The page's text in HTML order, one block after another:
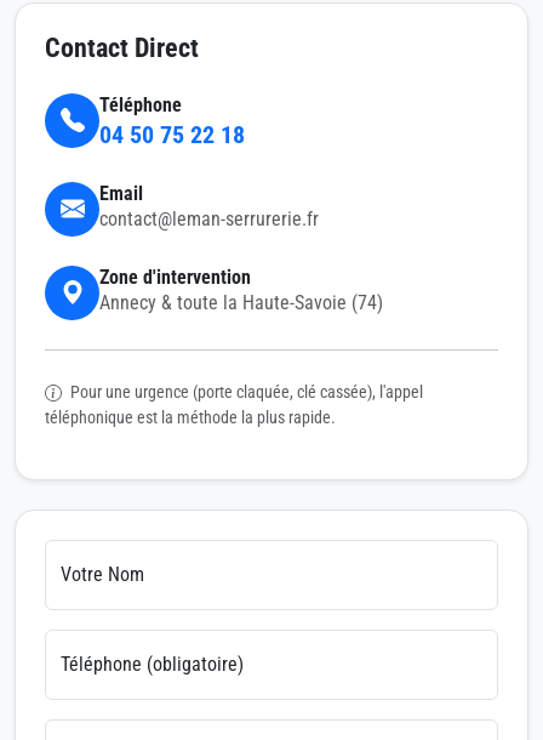
Contact Direct
Téléphone
04 50 75 22 18
Email
contact@leman-serrurerie.fr
Zone d'intervention
Annecy & toute la Haute-Savoie (74)
Pour une urgence (porte claquée, clé cassée), l'appel
téléphonique est la méthode la plus rapide.
Votre Nom
Téléphone (obligatoire)